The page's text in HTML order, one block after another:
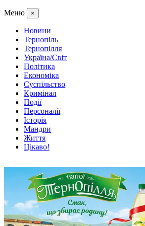
Меню ×
Новини
Тернопіль
Тернопілля
Україна/Світ
Політика
Економіка
Суспільство
Кримінал
Події
Персоналії
Історія
Мандри
Життя
Цікаво!